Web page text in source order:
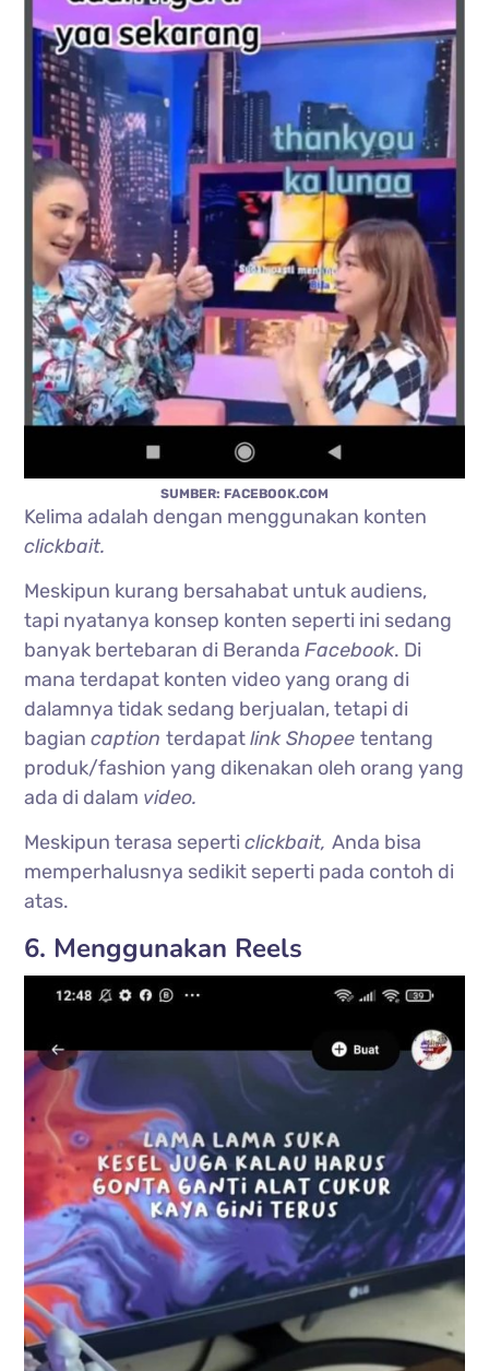
SUMBER: FACEBOOK.COM
Kelima adalah dengan menggunakan konten
clickbait.
Meskipun kurang bersahabat untuk audiens,
tapi nyatanya konsep konten seperti ini sedang
banyak bertebaran di BerandaFacebook. Di
mana terdapat konten video yang orang di
dalamnya tidak sedang berjualan, tetapi di
bagiancaptionterdapatlink Shopeetentang
produk/fashion yang dikenakan oleh orang yang
ada di dalam video.
Meskipun terasa seperticlickbait,Anda bisa
memperhalusnya sedikit seperti pada contoh di
atas.
6. Menggunakan Reels